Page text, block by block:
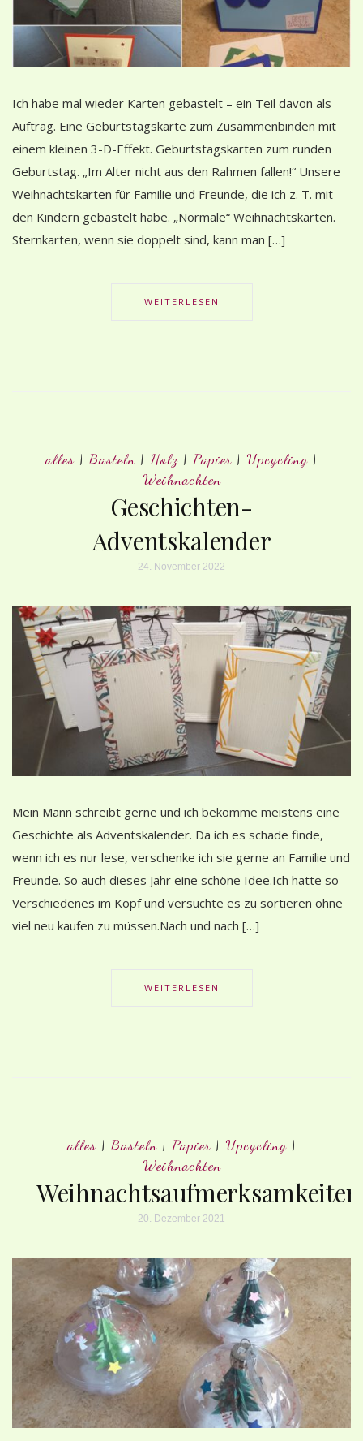
Ich habe mal wieder Karten gebastelt – ein Teil davon als
Auftrag. Eine Geburtstagskarte zum Zusammenbinden mit
einem kleinen 3-D-Effekt. Geburtstagskarten zum runden
Geburtstag. „Im Alter nicht aus den Rahmen fallen!“ Unsere
Weihnachtskarten für Familie und Freunde, die ich z. T. mit
den Kindern gebastelt habe. „Normale“ Weihnachtskarten.
Sternkarten, wenn sie doppelt sind, kann man […]
WEITERLESEN
alles | Basteln | Holz | Papier | Upcycling |
Weihnachten
Geschichten-
Adventskalender
24. November 2022
Mein Mann schreibt gerne und ich bekomme meistens eine
Geschichte als Adventskalender. Da ich es schade finde,
wenn ich es nur lese, verschenke ich sie gerne an Familie und
Freunde. So auch dieses Jahr eine schöne Idee.Ich hatte so
Verschiedenes im Kopf und versuchte es zu sortieren ohne
viel neu kaufen zu müssen.Nach und nach […]
WEITERLESEN
alles| Basteln| Papier| Upcycling|
Weihnachten
Weihnachtsaufmerksamkeiten
20. Dezember 2021